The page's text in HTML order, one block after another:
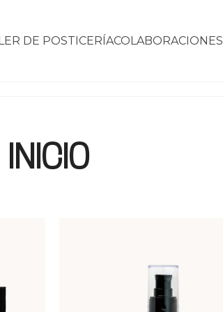
DE POSTICERÍACOLABORACIONES
INICIO